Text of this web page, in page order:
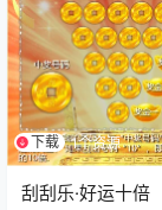
下载 1个资源
刮刮乐·好运十倍